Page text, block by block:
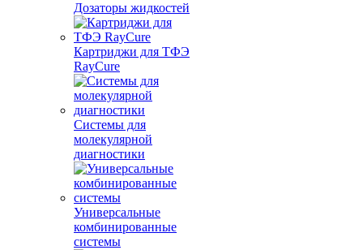
Дозаторы жидкостей
Картриджи для ТФЭ
RayCure
Системы для
молекулярной
диагностики
Универсальные
комбинированные
системы